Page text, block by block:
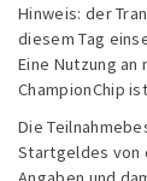
Hinweis: der
diesem Tag
Eine Nutzung
ChampionChip
Die
Startgeldes von